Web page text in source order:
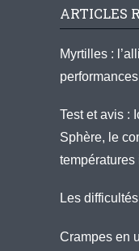
ARTICLES
Myrtilles :
performances
Test et avis :
Sphère, le
Les
Crampes en